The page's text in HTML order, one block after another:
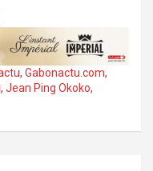
, Gabonactu.com,
, Jean Ping Okoko,